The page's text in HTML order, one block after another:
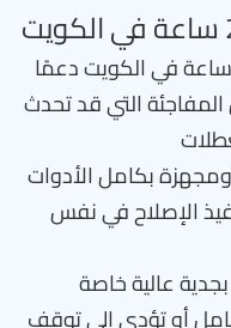
• توفر خدمة تصليح فريزر بيكو 24 ساعة في الكويت دعمًا
المفاجئة التي قد تحدث
بكامل الأدوات
الإصلاح في نفس
بجدية عالية خاصة
أو تؤدي إلى توقف